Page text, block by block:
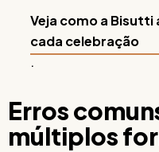
Veja como a Bisutti
cada celebração
.
Erros
múltiplos